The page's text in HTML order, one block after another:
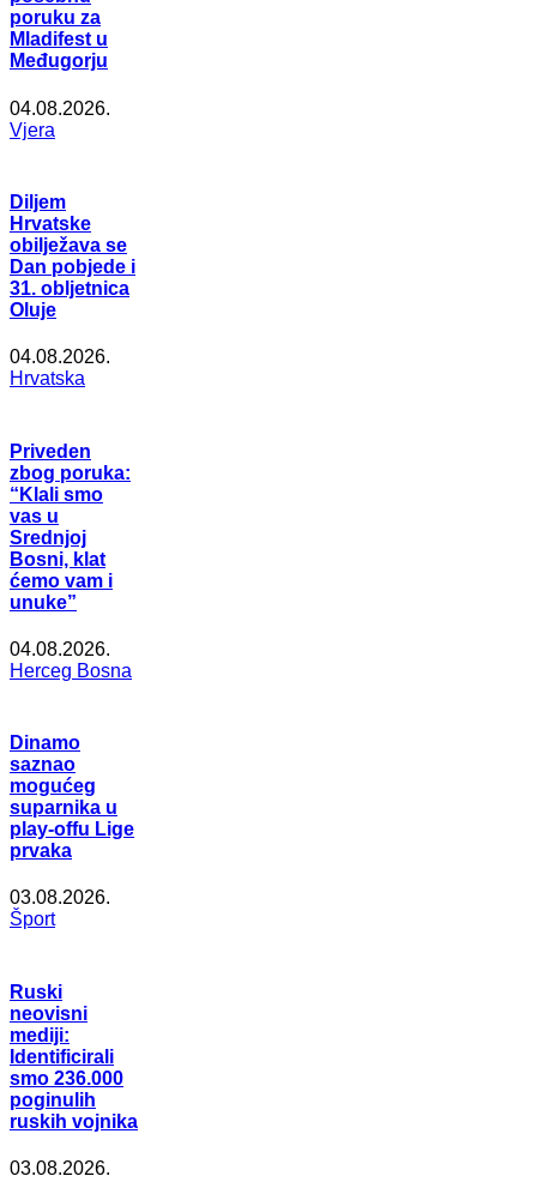
poruku za
Mladifest u
Međugorju
04.08.2026.
Vjera
Diljem
Hrvatske
obilježava se
Dan pobjede i
31. obljetnica
Oluje
04.08.2026.
Hrvatska
Priveden
zbog poruka:
“Klali smo
vas u
Srednjoj
Bosni, klat
ćemo vam i
unuke”
04.08.2026.
Herceg Bosna
Dinamo
saznao
mogućeg
suparnika u
play-offu Lige
prvaka
03.08.2026.
Šport
Ruski
neovisni
mediji:
Identificirali
smo 236.000
poginulih
ruskih vojnika
03.08.2026.